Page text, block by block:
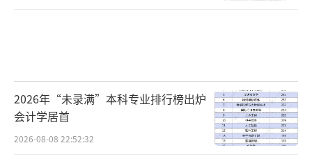
2026年“未录满”本科专业排行榜出炉
会计学居首
2026-08-08 22:52:32